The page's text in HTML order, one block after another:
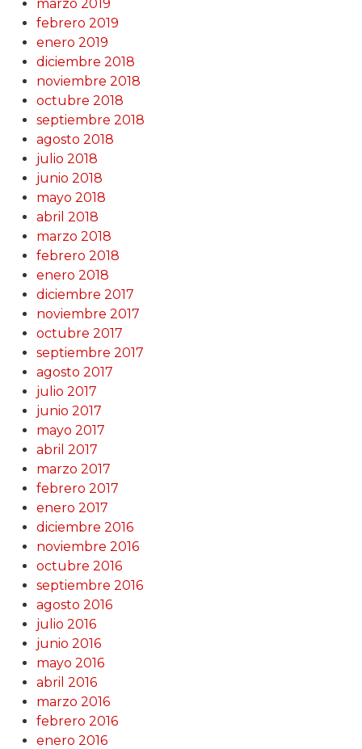
marzo 2019
febrero 2019
enero 2019
diciembre 2018
noviembre 2018
octubre 2018
septiembre 2018
agosto 2018
julio 2018
junio 2018
mayo 2018
abril 2018
marzo 2018
febrero 2018
enero 2018
diciembre 2017
noviembre 2017
octubre 2017
septiembre 2017
agosto 2017
julio 2017
junio 2017
mayo 2017
abril 2017
marzo 2017
febrero 2017
enero 2017
diciembre 2016
noviembre 2016
octubre 2016
septiembre 2016
agosto 2016
julio 2016
junio 2016
mayo 2016
abril 2016
marzo 2016
febrero 2016
enero 2016